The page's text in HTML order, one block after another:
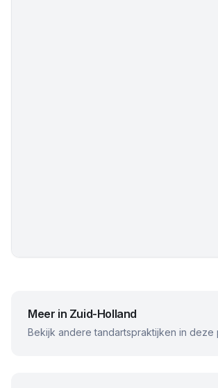
Meer in Zuid-Holland
Bekijk andere tandartspraktijken in deze